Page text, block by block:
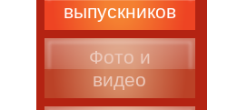
выпускников
Фото и
видео